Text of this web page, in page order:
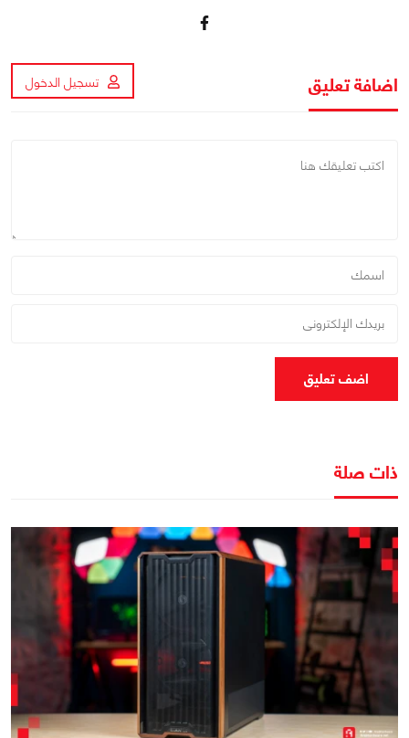
اضافة تعليق تسجيل الدخول
اضف تعليق
ذات صلة